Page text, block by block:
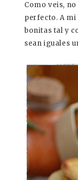
Como veis,
perfecto. A
bonitas tal y
sean iguales